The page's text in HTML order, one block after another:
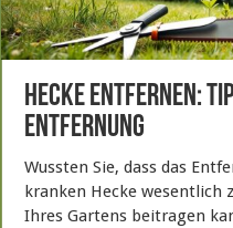
Hecke entfernen:
Entfernung
Wussten Sie, dass das
kranken Hecke wesentlich
Ihres Gartens beitragen